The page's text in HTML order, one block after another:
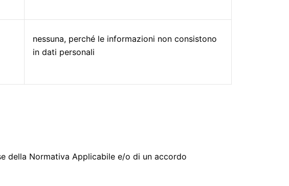
nessuna, perché le informazioni non consistono
in dati personali
della Normativa Applicabile e/o di un accordo